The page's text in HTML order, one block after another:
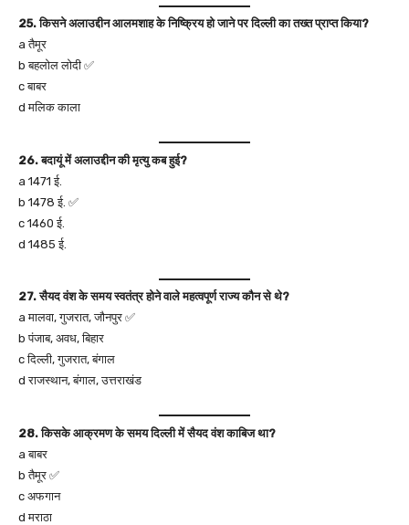
25. किसने अलाउद्दीन आलमशाह के निष्क्रिय हो जाने पर दिल्ली का तख्त प्राप्त किया?
a तैमूर
b बहलोल लोदी ✅
c बाबर
d मलिक काला
26. बदायूं में अलाउद्दीन की मृत्यु कब हुई?
a 1471 ई.
b 1478 ई. ✅
c 1460 ई.
d 1485 ई.
27. सैयद वंश के समय स्वतंत्र होने वाले महत्वपूर्ण राज्य कौन से थे?
a मालवा, गुजरात, जौनपुर ✅
b पंजाब, अवध, बिहार
c दिल्ली, गुजरात, बंगाल
d राजस्थान, बंगाल, उत्तराखंड
28. किसके आक्रमण के समय दिल्ली में सैयद वंश काबिज था?
a बाबर
b तैमूर ✅
c अफगान
d मराठा